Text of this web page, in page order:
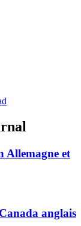
Allemagne et
anglais